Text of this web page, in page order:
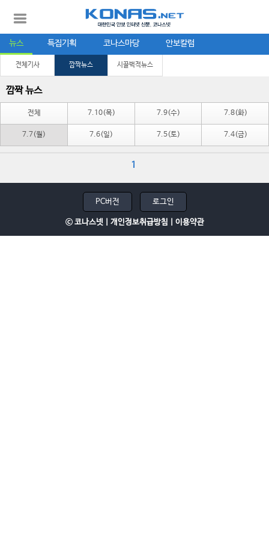
뉴스 특집기획 코나스마당 안보칼럼
전체기사 깜짝뉴스 시끌벅적뉴스
깜짝 뉴스
전체 7.10(목) 7.9(수) 7.8(화)
7.7(월) 7.6(일) 7.5(토) 7.4(금)
1
PC버전 로그인
ⓒ 코나스넷 | 개인정보취급방침 이용약관